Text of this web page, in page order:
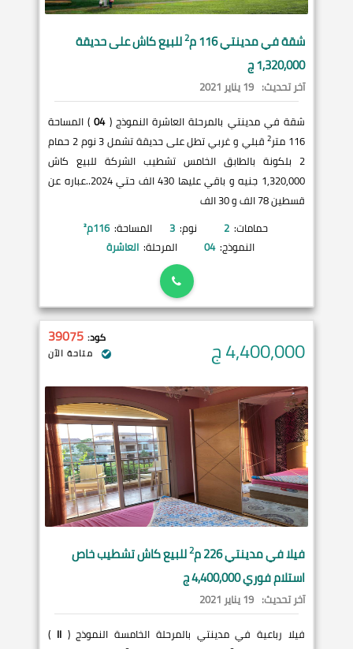
شقة فيمدينتي116 م 2للبيع كاش على حديقة
1,320,000 ج
آخر تحديث: 19 يناير 2021
شقة في مدينتي بالمرحلة العاشرة النموذج (04) المساحة
116 متر
2
قبلي و غربي تطل على حديقة تشمل 3 نوم 2 حمام
2 بلكونة بالطابق الخامس تشطيب الشركة للبيع كاش
1,320,000 جنيه و باقي عليها 430 الف حتي 2024..عباره عن
قسطين 78 الف و 30 الف
حمامات: 2 نوم: 3 المساحة: 116م²
النموذج: 04 المرحلة: العاشرة
4,400,000ج كود: 39075
متاحة الآن
فيلا فيمدينتي226 م 2للبيع كاش تشطيب خاص
استلام فوري 4,400,000 ج
آخر تحديث: 19 يناير 2021
فيلا رباعية في مدينتي بالمرحلة الخامسة النموذج (II
)